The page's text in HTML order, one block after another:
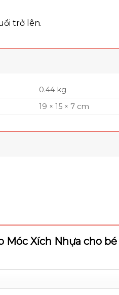
trở lên.
0.44 kg
19 × 15 × 7 cm
Xích Nhựa cho